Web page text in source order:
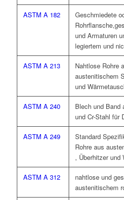
ASTM A 182
Geschmiedete
und Armaturen
legiertem und
ASTM A 213
Nahtlose Rohre
austenitischem
und
ASTM A 240
Blech und Band
und Cr-Stahl für
ASTM A 249
Standard
Rohre aus
, Überhitzer und
ASTM A 312
nahtlose und
austenitischem